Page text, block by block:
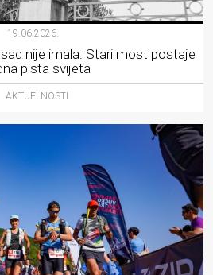
19.06.2026.
nije imala: Stari most postaje
pista svijeta
AKTUELNOSTI